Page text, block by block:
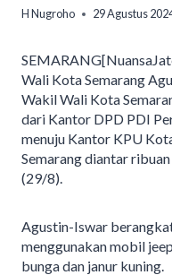
H Nugroho 29 Agustus
Wali Kota Semarang
Wakil Wali Kota
dari Kantor DPD PDI
menuju Kantor KPU
Semarang diantar
(29/8).
Agustin-Iswar
menggunakan mobil
bunga dan janur kuning.